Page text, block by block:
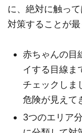
に、絶対に触っ
対策することが最
赤ちゃんの目
イする目線ま
チェックしま
危険が見えて
3つのエリア